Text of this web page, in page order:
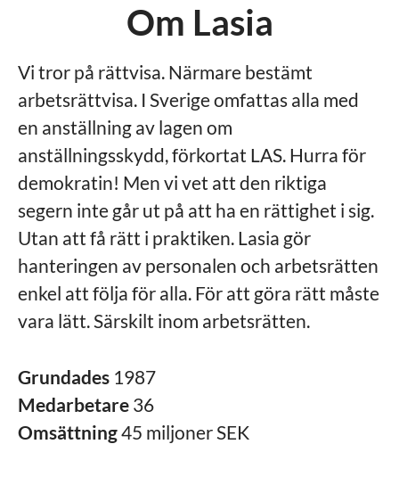
Om Lasia
Vi tror på rättvisa. Närmare bestämt
arbetsrättvisa. I Sverige omfattas alla med
en anställning av lagen om
anställningsskydd, förkortat LAS. Hurra för
demokratin! Men vi vet att den riktiga
segern inte går ut på att ha en rättighet i sig.
Utan att få rätt i praktiken. Lasia gör
hanteringen av personalen och arbetsrätten
enkel att följa för alla. För att göra rätt måste
vara lätt. Särskilt inom arbetsrätten.
Grundades 1987
Medarbetare 36
Omsättning45 miljoner SEK